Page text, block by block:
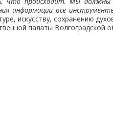
информации все
искусству, сохранению
палаты Волгоградской